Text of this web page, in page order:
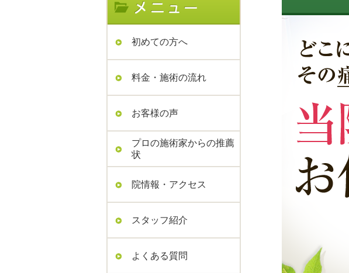
初めての方へ
料金・施術の流れ
お客様の声
プロの施術家からの推薦
状
院情報・アクセス
スタッフ紹介
よくある質問